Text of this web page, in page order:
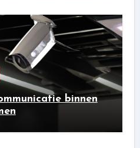
binnen